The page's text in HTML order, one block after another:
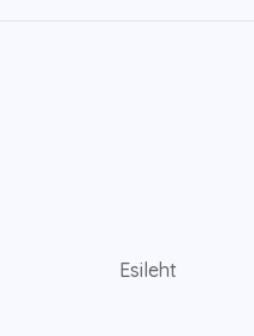
Esileht